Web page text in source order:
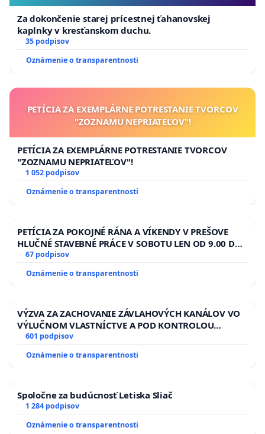
Za dokončenie starej prícestnej ťahanovskej
kaplnky v kresťanskom duchu.
35 podpisov
Oznámenie o transparentnosti
PETÍCIA ZA EXEMPLÁRNE POTRESTANIE TVORCOV
"ZOZNAMU NEPRIATEĽOV"!
PETÍCIA ZA EXEMPLÁRNE POTRESTANIE TVORCOV
"ZOZNAMU NEPRIATEĽOV"!
1 052 podpisov
Oznámenie o transparentnosti
PETÍCIA ZA POKOJNÉ RÁNA A VÍKENDY V PREŠOVE
HLUČNÉ STAVEBNÉ PRÁCE V SOBOTU LEN OD 9.00 DO
13.00 HOD., CEZ PRACOVNÝ TÝŽDEŇ CIEĽ 8.00 – 18.00
ĎUMBIERSKEJ/MAGU
67 podpisov
Oznámenie o transparentnosti
VÝZVA ZA ZACHOVANIE ZÁVLAHOVÝCH KANÁLOV VO
VÝLUČNOM VLASTNÍCTVE A POD KONTROLOU
SLOVENSKEJ REPUBLIKY & žiadosť na riešenie
kanálov na Slovensku
601 podpisov
Oznámenie o transparentnosti
Spoločne za budúcnosť Letiska Sliač
1 284 podpisov
Oznámenie o transparentnosti